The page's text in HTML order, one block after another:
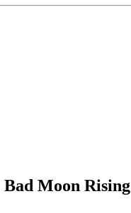
Bad Moon Rising